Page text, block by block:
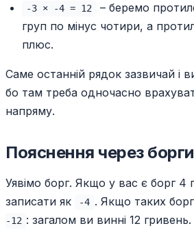
-3 × -4 = 12
– беремо
груп по мінус чотири, а
плюс.
Саме останній рядок зазвичай і
бо там треба одночасно
напряму.
Пояснення через борги
Уявімо борг. Якщо у вас є борг 4
записати як
-4 . Якщо таких
-12 : загалом ви винні 12 гривень.